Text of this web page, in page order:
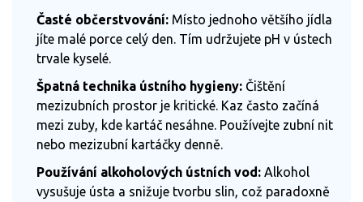
Časté občerstvování: Místo jednoho většího jídla
jíte malé porce celý den. Tím udržujete pH v ústech
trvale kyselé.
Špatná technika ústního hygieny: Čištění
mezizubních prostor je kritické. Kaz často začíná
mezi zuby, kde kartáč nesáhne. Používejte zubní nit
nebo mezizubní kartáčky denně.
Používání alkoholových ústních vod: Alkohol
vysušuje ústa a snižuje tvorbu slin, což paradoxně